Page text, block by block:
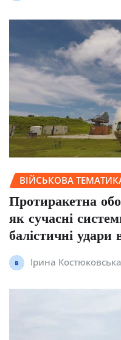
ВІЙСЬКОВА
Протиракетна
як сучасні
балістичні удари
Ірина Костюковська